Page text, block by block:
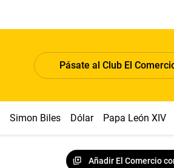
Pásate al Club El
Simon Biles Dólar Papa León XIV
Añadir El Comercio